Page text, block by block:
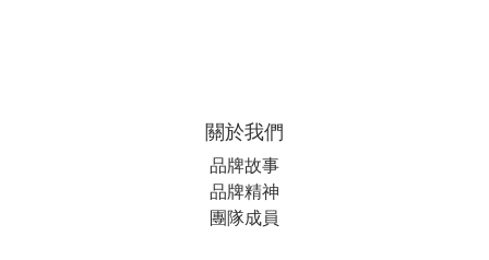
關於我們
品牌故事
品牌精神
團隊成員